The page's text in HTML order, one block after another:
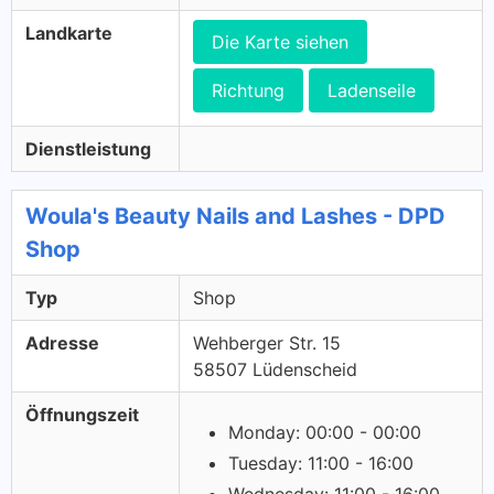
Landkarte Die Karte siehen
Richtung Ladenseile
Dienstleistung
Woula's Beauty Nails and Lashes - DPD
Shop
Typ Shop
Adresse
Wehberger Str. 15
58507 Lüdenscheid
Öffnungszeit
Monday: 00:00 - 00:00
Tuesday: 11:00 - 16:00